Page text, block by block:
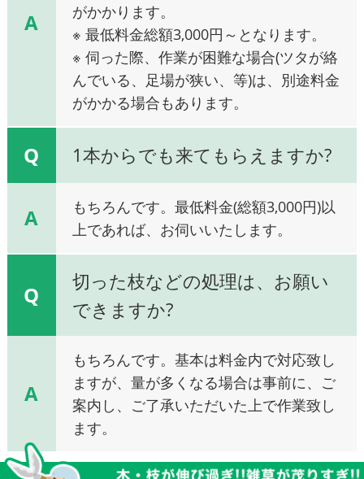
A
がかかります。
※ 最低料金総額3,000円～となります。
※ 伺った際、作業が困難な場合(ツタが絡
んでいる、足場が狭い、等)は、別途料金
がかかる場合もあります。
Q 1本からでも来てもらえますか?
A
もちろんです。最低料金(総額3,000円)以
上であれば、お伺いいたします。
Q
切った枝などの処理は、お願い
できますか?
A
もちろんです。基本は料金内で対応致し
ますが、量が多くなる場合は事前に、ご
案内し、ご了承いただいた上で作業致し
ます。